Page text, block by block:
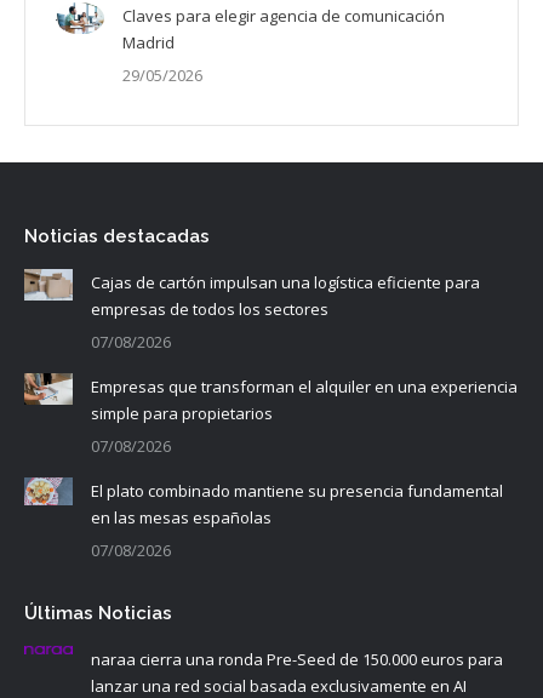
Claves para elegir agencia de comunicación
Madrid
29/05/2026
Noticias destacadas
Cajas de cartón impulsan una logística eficiente para
empresas de todos los sectores
07/08/2026
Empresas que transforman el alquiler en una experiencia
simple para propietarios
07/08/2026
El plato combinado mantiene su presencia fundamental
en las mesas españolas
07/08/2026
Últimas Noticias
naraa cierra una ronda Pre-Seed de 150.000 euros para
lanzar una red social basada exclusivamente en AI